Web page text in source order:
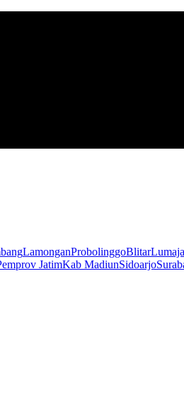
LamonganProbolinggoBlitar
JatimKab MadiunSidoarjo